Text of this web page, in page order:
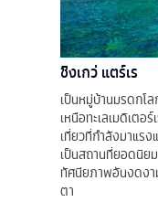
ชิงเกว่ แตร์เร
เป็นหมู่บ้านมรดกโ
เหนือทะเลเมดิเตอ
เที่ยวที่กำลังมาแร
เป็นสถานที่ยอดนิย
ทัศนียภาพอันงดงา
ตา